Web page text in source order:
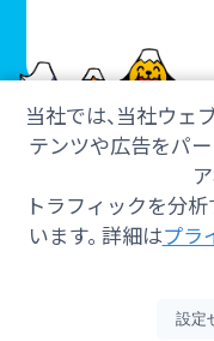
当社では、当社ウェ
テンツや広告をパ
トラフィックを分
います。 詳細はプラ
設定
会社情報 採用情報
番組情報
Copyright©